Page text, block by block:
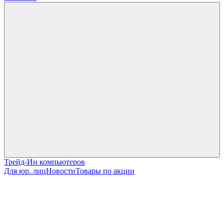
Трейд-Ин компьютеров
Для юр. лицНовостиТовары по акции